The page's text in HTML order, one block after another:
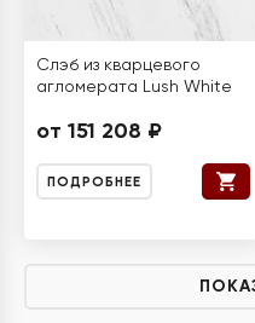
Слэб из кварцевого
агломерата Lush White
от 151 208 ₽
ПОДРОБНЕЕ